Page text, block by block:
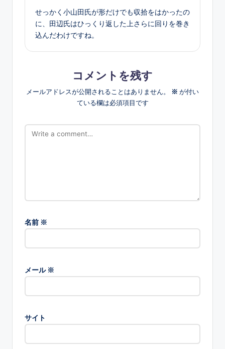
せっかく小山田氏が形だけでも収拾をはかったの
に、田辺氏はひっくり返した上さらに回りを巻き
込んだわけですね。
コメントを残す
メールアドレスが公開されることはありません。 ※ が付い
ている欄は必須項目です
名前 ※
メール ※
サイト